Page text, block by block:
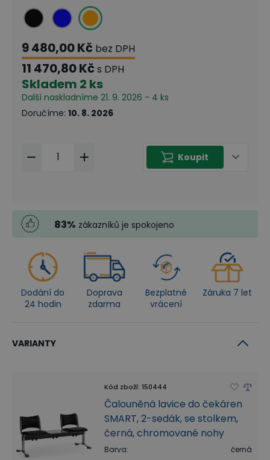
9 480,00 Kč bez DPH
11 470,80 Kčs DPH
Skladem 2 ks
Další naskladníme 21. 9. 2026 - 4 ks
Doručíme: 10. 8. 2026
Koupit
83% zákazníků je spokojeno
Dodání do
24 hodin
Doprava
zdarma
Bezplatné
vrácení
Záruka 7 let
VARIANTY
Kód zboží: 150444
Čalouněná lavice do čekáren
SMART, 2-sedák, se stolkem,
černá, chromované nohy
Barva: černá